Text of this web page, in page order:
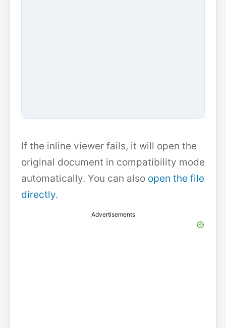
If the inline viewer fails, it will open the
original document in compatibility mode
automatically. You can also open the file
directly.
Advertisements